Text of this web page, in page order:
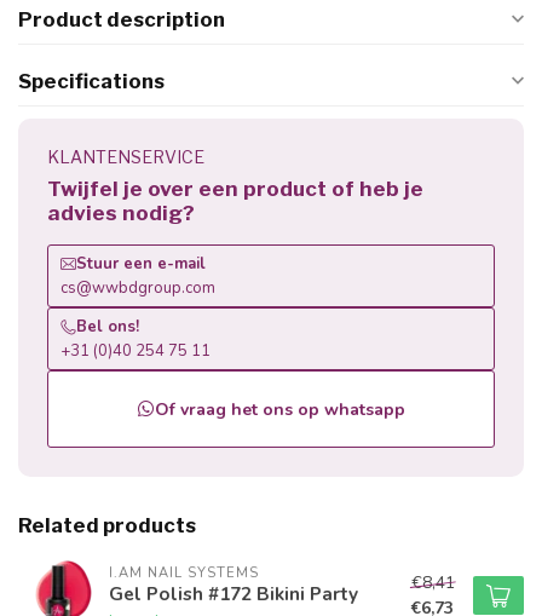
Product description
Specifications
KLANTENSERVICE
Twijfel je over een product of heb je
advies nodig?
Stuur een e-mail
cs@wwbdgroup.com
Bel ons!
+31 (0)40 254 75 11
Of vraag het ons op whatsapp
Related products
I.AM NAIL SYSTEMS
Gel Polish #172 Bikini Party
€8,41
€6,73